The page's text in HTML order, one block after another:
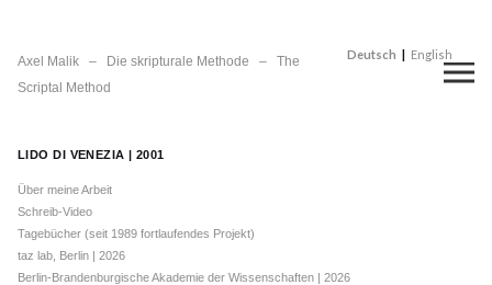
Deutsch English
Axel Malik – Die skripturale Methode – The
Scriptal Method
LIDO DI VENEZIA | 2001
Über meine Arbeit
Schreib-Video
Tagebücher (seit 1989 fortlaufendes Projekt)
taz lab, Berlin | 2026
Berlin-Brandenburgische Akademie der Wissenschaften | 2026